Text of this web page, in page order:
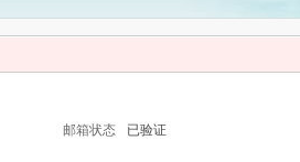
邮箱状态
已验证